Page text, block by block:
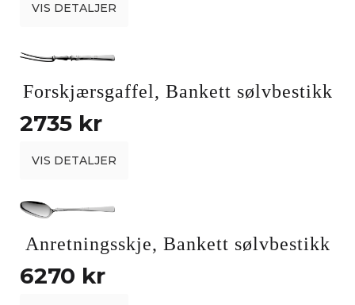
VIS DETALJER
Forskjærsgaffel, Bankett sølvbestikk
2735 kr
VIS DETALJER
Anretningsskje, Bankett sølvbestikk
6270 kr